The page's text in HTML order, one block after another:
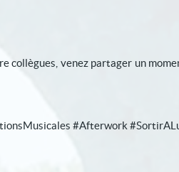
collègues, venez partager un
#Afterwork